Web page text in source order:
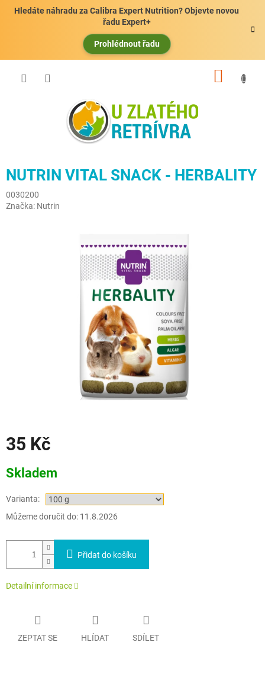
Hledáte náhradu za Calibra Expert Nutrition? Objevte novou
řadu Expert+
Prohlédnout řadu
NUTRIN VITAL SNACK - HERBALITY
0030200
Značka: Nutrin
35 Kč
cena:
Skladem
Varianta:
Můžeme doručit do: 11.8.2026
Přidat do košíku
Detailní informace
ZEPTAT SE HLÍDAT SDÍLET